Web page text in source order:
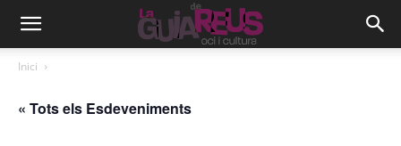
Inici
« Tots els Esdeveniments